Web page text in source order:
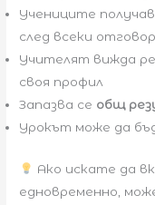
Учениците
след всеки отговор
Учителят вижда
своя профил
Запазва се общ
Урокът може да
Ако искате да
едновременно,